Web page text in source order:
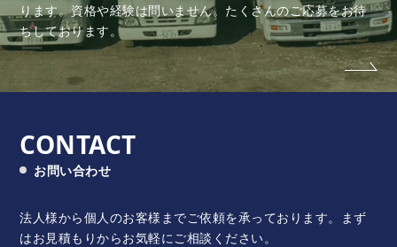
ります。資格や経験は問いません。たくさんのご応募をお待
ちしております。
CONTACT
お問い合わせ
法人様から個人のお客様までご依頼を承っております。
まず
はお見積もりからお気軽にご相談ください。